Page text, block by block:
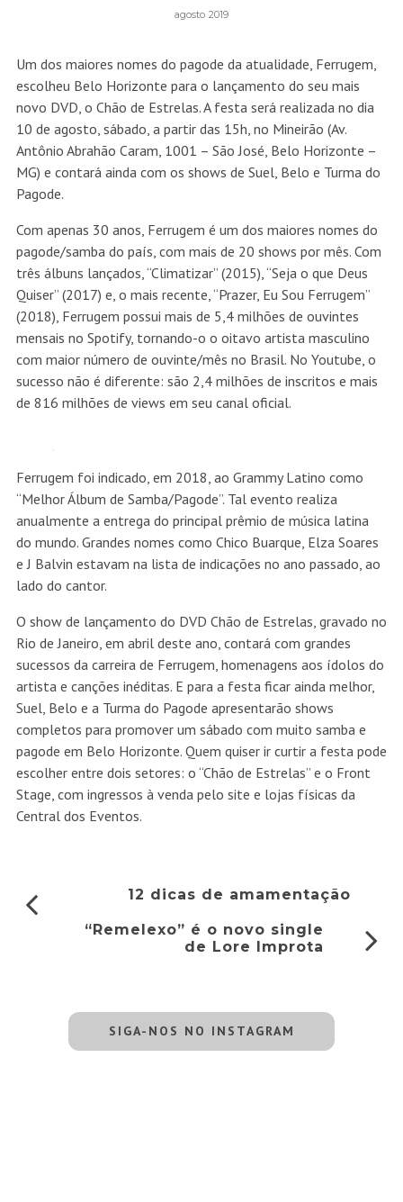
agosto 2019
Um dos maiores nomes do pagode da atualidade, Ferrugem,
escolheu Belo Horizonte para o lançamento do seu mais
novo DVD, o Chão de Estrelas. A festa será realizada no dia
10 de agosto, sábado, a partir das 15h, no Mineirão (Av.
Antônio Abrahão Caram, 1001 – São José, Belo Horizonte –
MG) e contará ainda com os shows de Suel, Belo e Turma do
Pagode.
Com apenas 30 anos, Ferrugem é um dos maiores nomes do
pagode/samba do país, com mais de 20 shows por mês. Com
três álbuns lançados, “Climatizar” (2015), “Seja o que Deus
Quiser” (2017) e, o mais recente, “Prazer, Eu Sou Ferrugem”
(2018), Ferrugem possui mais de 5,4 milhões de ouvintes
mensais no Spotify, tornando-o o oitavo artista masculino
com maior número de ouvinte/mês no Brasil. No Youtube, o
sucesso não é diferente: são 2,4 milhões de inscritos e mais
de 816 milhões de views em seu canal oficial.
Ferrugem foi indicado, em 2018, ao Grammy Latino como
“Melhor Álbum de Samba/Pagode”. Tal evento realiza
anualmente a entrega do principal prêmio de música latina
do mundo. Grandes nomes como Chico Buarque, Elza Soares
e J Balvin estavam na lista de indicações no ano passado, ao
lado do cantor.
O show de lançamento do DVD Chão de Estrelas, gravado no
Rio de Janeiro, em abril deste ano, contará com grandes
sucessos da carreira de Ferrugem, homenagens aos ídolos do
artista e canções inéditas. E para a festa ficar ainda melhor,
Suel, Belo e a Turma do Pagode apresentarão shows
completos para promover um sábado com muito samba e
pagode em Belo Horizonte. Quem quiser ir curtir a festa pode
escolher entre dois setores: o “Chão de Estrelas” e o Front
Stage, com ingressos à venda pelo site e lojas físicas da
Central dos Eventos.
12 dicas de amamentação
“Remelexo” é o novo single
de Lore Improta
SIGA-NOS NO INSTAGRAM